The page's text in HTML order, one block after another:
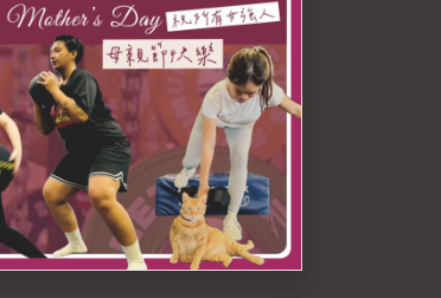
左營店 #高雄健身房
身房推薦#一對一教練課程 #
#健身 #運動規劃